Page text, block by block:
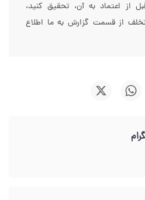
از اعتماد به آن، تحقیق کنید،
از قسمت گزارش به ما اطلاع